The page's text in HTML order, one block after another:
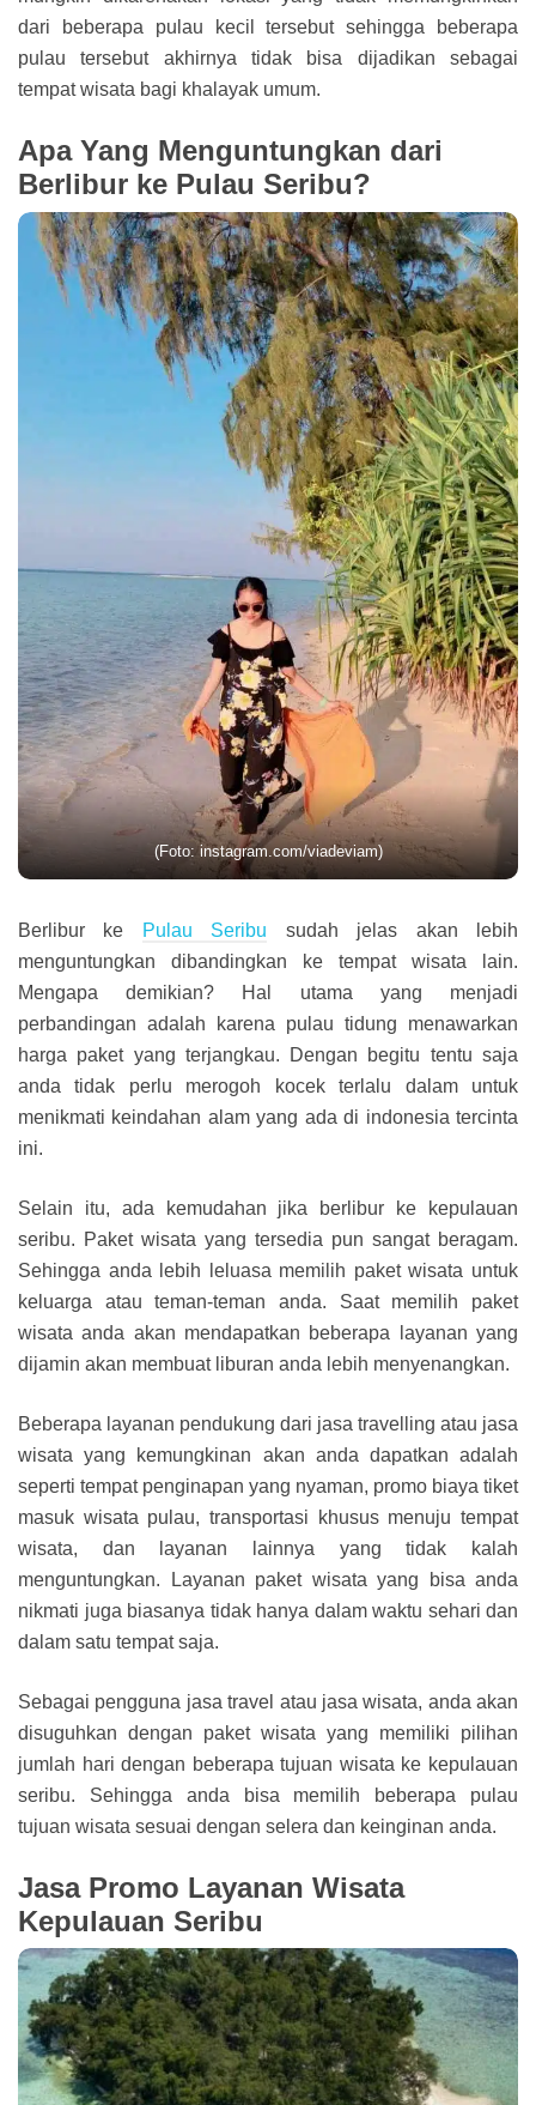
dari beberapa pulau kecil tersebut sehingga beberapa
pulau tersebut akhirnya tidak bisa dijadikan sebagai
tempat wisata bagi khalayak umum.
Apa Yang Menguntungkan dari
Berlibur ke Pulau Seribu?
(Foto: instagram.com/viadeviam)
Berlibur ke Pulau Seribu sudah jelas akan lebih
menguntungkan dibandingkan ke tempat wisata lain.
Mengapa demikian? Hal utama yang menjadi
perbandingan adalah karena pulau tidung menawarkan
harga paket yang terjangkau. Dengan begitu tentu saja
anda tidak perlu merogoh kocek terlalu dalam untuk
menikmati keindahan alam yang ada di indonesia tercinta
ini.
Selain itu, ada kemudahan jika berlibur ke kepulauan
seribu. Paket wisata yang tersedia pun sangat beragam.
Sehingga anda lebih leluasa memilih paket wisata untuk
keluarga atau teman-teman anda. Saat memilih paket
wisata anda akan mendapatkan beberapa layanan yang
dijamin akan membuat liburan anda lebih menyenangkan.
Beberapa layanan pendukung dari jasa travelling atau jasa
wisata yang kemungkinan akan anda dapatkan adalah
seperti tempat penginapan yang nyaman, promo biaya tiket
masuk wisata pulau, transportasi khusus menuju tempat
wisata, dan layanan lainnya yang tidak kalah
menguntungkan. Layanan paket wisata yang bisa anda
nikmati juga biasanya tidak hanya dalam waktu sehari dan
dalam satu tempat saja.
Sebagai pengguna jasa travel atau jasa wisata, anda akan
disuguhkan dengan paket wisata yang memiliki pilihan
jumlah hari dengan beberapa tujuan wisata ke kepulauan
seribu. Sehingga anda bisa memilih beberapa pulau
tujuan wisata sesuai dengan selera dan keinginan anda.
Jasa Promo Layanan Wisata
Kepulauan Seribu